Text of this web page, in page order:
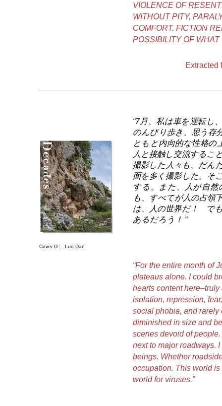
VIOLENCE OF
WITHOUT PITY,
COMFORT. FICTION
POSSIBILITY OF
Extracted
Cover D : Luo Dan
“7月、私は車を運転し
のんびり歩き、思う存
ともと内向的な性格の
人と接触し交流するこ
撮影した人々も、だん
面を多く撮影した。そ
する。また、人が自
も、すべてが人の占領
は、人の世界だ！ で
あるだろう！ “
“For the entire month of
plateaus alone. I could
hearts content
isolation, repression,
social phobia, and rarely
diminished in size and
scenes devoid of
next to major roadways.
beings. Whether
occupation. This world
world for viruses.”